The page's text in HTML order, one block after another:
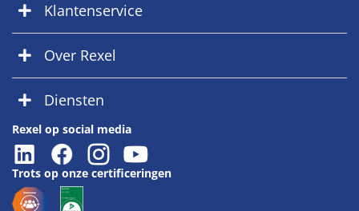
Klantenservice
Over Rexel
Diensten
Rexel op social media
Trots op onze certificeringen